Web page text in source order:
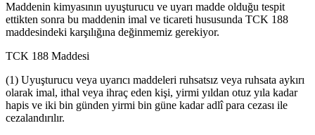
Maddenin kimyasının uyuşturucu ve uyarı madde olduğu tespit
ettikten sonra bu maddenin imal ve ticareti hususunda TCK 188
maddesindeki karşılığına değinmemiz gerekiyor.
TCK 188 Maddesi
(1) Uyuşturucu veya uyarıcı maddeleri ruhsatsız veya ruhsata aykırı
olarak imal, ithal veya ihraç eden kişi, yirmi yıldan otuz yıla kadar
hapis ve iki bin günden yirmi bin güne kadar adlî para cezası ile
cezalandırılır.